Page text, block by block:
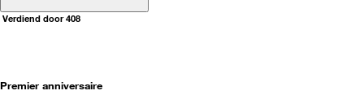
Verdiend door 408
Premier anniversaire